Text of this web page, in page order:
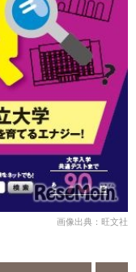
画像出典：旺文社